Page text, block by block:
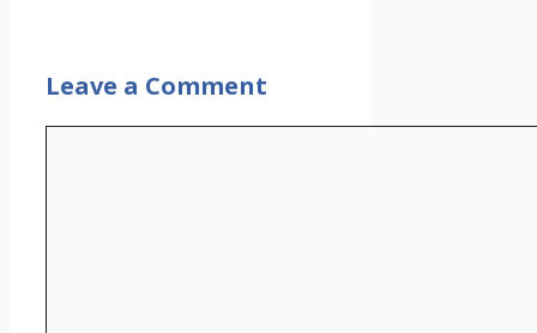
Leave a Comment